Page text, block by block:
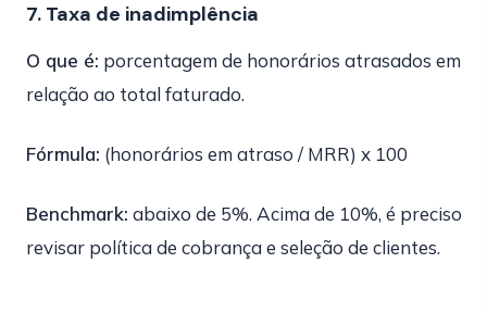
7. Taxa de inadimplência
O que é: porcentagem de honorários atrasados em
relação ao total faturado.
Fórmula: (honorários em atraso / MRR) x 100
Benchmark: abaixo de 5%. Acima de 10%, é preciso
revisar política de cobrança e seleção de clientes.